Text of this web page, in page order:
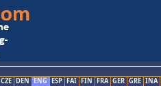
CZE DEN ENG ESP FAI FIN FRA GER GRE INA